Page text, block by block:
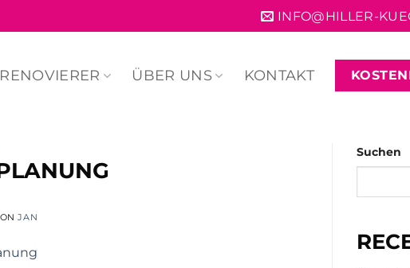
INFO@HILLER-
ÜBER UNS KONTAKT
JAN
Suchen